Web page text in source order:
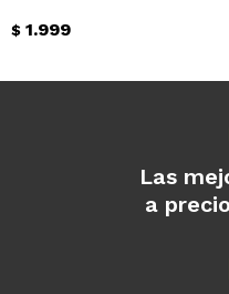
$ 1.999
Las
a